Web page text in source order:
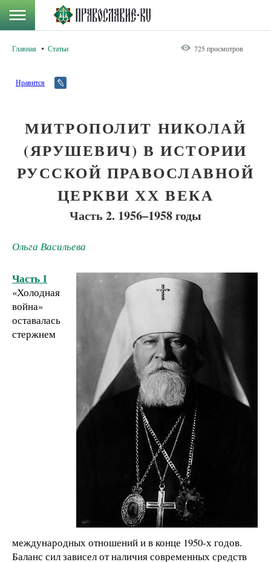
Главная Статьи 725 просмотров
Нравится
МИТРОПОЛИТ НИКОЛАЙ
(ЯРУШЕВИЧ) В ИСТОРИИ
РУССКОЙ ПРАВОСЛАВНОЙ
ЦЕРКВИ ХХ ВЕКА
Часть 2. 1956–1958 годы
Ольга Васильева
Часть 1
«Холодная
война»
оставалась
стержнем
международных отношений и в конце 1950-х годов.
Баланс сил зависел от наличия современных средств